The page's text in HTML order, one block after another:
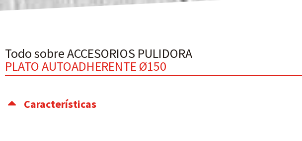
Todo sobre ACCESORIOS PULIDORA
PLATO AUTOADHERENTE Ø150
Características